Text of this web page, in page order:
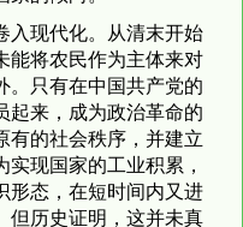
现代化。从清末开始
能将农民作为主体来对
。只有在中国共产党的
起来，成为政治革命的
有的社会秩序，并建立
现国家的工业积累，
形态，在短时间内又进
但历史证明，这并未真